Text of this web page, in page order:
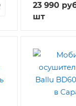
23 990
шт